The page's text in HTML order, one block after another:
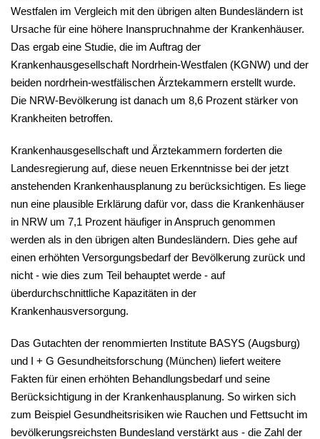
Westfalen im Vergleich mit den übrigen alten Bundesländern ist
Ursache für eine höhere Inanspruchnahme der Krankenhäuser.
Das ergab eine Studie, die im Auftrag der
Krankenhausgesellschaft Nordrhein-Westfalen (KGNW) und der
beiden nordrhein-westfälischen Ärztekammern erstellt wurde.
Die NRW-Bevölkerung ist danach um 8,6 Prozent stärker von
Krankheiten betroffen.
Krankenhausgesellschaft und Ärztekammern forderten die
Landesregierung auf, diese neuen Erkenntnisse bei der jetzt
anstehenden Krankenhausplanung zu berücksichtigen. Es liege
nun eine plausible Erklärung dafür vor, dass die Krankenhäuser
in NRW um 7,1 Prozent häufiger in Anspruch genommen
werden als in den übrigen alten Bundesländern. Dies gehe auf
einen erhöhten Versorgungsbedarf der Bevölkerung zurück und
nicht - wie dies zum Teil behauptet werde - auf
überdurchschnittliche Kapazitäten in der
Krankenhausversorgung.
Das Gutachten der renommierten Institute BASYS (Augsburg)
und I + G Gesundheitsforschung (München) liefert weitere
Fakten für einen erhöhten Behandlungsbedarf und seine
Berücksichtigung in der Krankenhausplanung. So wirken sich
zum Beispiel Gesundheitsrisiken wie Rauchen und Fettsucht im
bevölkerungsreichsten Bundesland verstärkt aus - die Zahl der